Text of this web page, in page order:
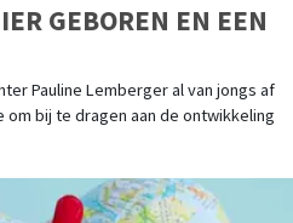
GEBOREN EN EEN
Pauline Lemberger al van jongs af
bij te dragen aan de ontwikkeling